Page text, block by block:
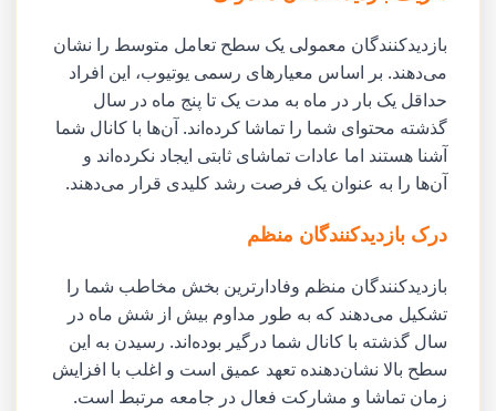
بازدیدکنندگان معمولی یک سطح تعامل متوسط را نشان
می‌دهند. بر اساس معیارهای رسمی یوتیوب، این افراد
حداقل یک بار در ماه به مدت یک تا پنج ماه در سال
گذشته محتوای شما را تماشا کرده‌اند. آن‌ها با کانال شما
آشنا هستند اما عادات تماشای ثابتی ایجاد نکرده‌اند و
آن‌ها را به عنوان یک فرصت رشد کلیدی قرار می‌دهند.
درک بازدیدکنندگان منظم
بازدیدکنندگان منظم وفادارترین بخش مخاطب شما را
تشکیل می‌دهند که به طور مداوم بیش از شش ماه در
سال گذشته با کانال شما درگیر بوده‌اند. رسیدن به این
سطح بالا نشان‌دهنده تعهد عمیق است و اغلب با افزایش
زمان تماشا و مشارکت فعال در جامعه مرتبط است.